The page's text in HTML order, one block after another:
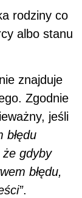
rodziny co
albo stanu
znajduje
Zgodnie
jeśli
błędu
gdyby
błędu,
.